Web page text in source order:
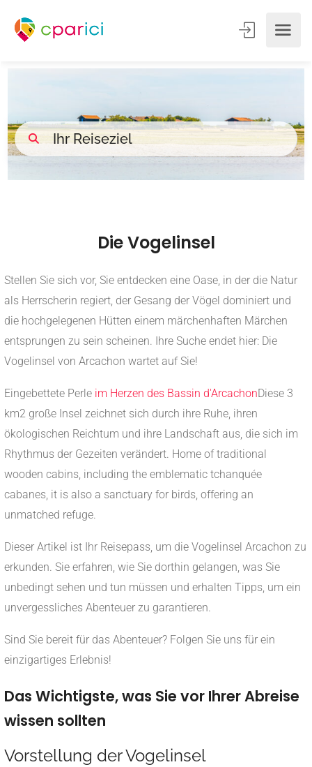
Die Vogelinsel
Stellen Sie sich vor, Sie entdecken eine Oase, in der die Natur
als Herrscherin regiert, der Gesang der Vögel dominiert und
die hochgelegenen Hütten einem märchenhaften Märchen
entsprungen zu sein scheinen. Ihre Suche endet hier: Die
Vogelinsel von Arcachon wartet auf Sie!
Eingebettete Perle im Herzen des Bassin d'ArcachonDiese 3
km2 große Insel zeichnet sich durch ihre Ruhe, ihren
ökologischen Reichtum und ihre Landschaft aus, die sich im
Rhythmus der Gezeiten verändert. Home of traditional
wooden cabins, including the emblematic tchanquée
cabanes, it is also a sanctuary for birds, offering an
unmatched refuge.
Dieser Artikel ist Ihr Reisepass, um die Vogelinsel Arcachon zu
erkunden. Sie erfahren, wie Sie dorthin gelangen, was Sie
unbedingt sehen und tun müssen und erhalten Tipps, um ein
unvergessliches Abenteuer zu garantieren.
Sind Sie bereit für das Abenteuer? Folgen Sie uns für ein
einzigartiges Erlebnis!
Das Wichtigste, was Sie vor Ihrer Abreise
wissen sollten
Vorstellung der Vogelinsel